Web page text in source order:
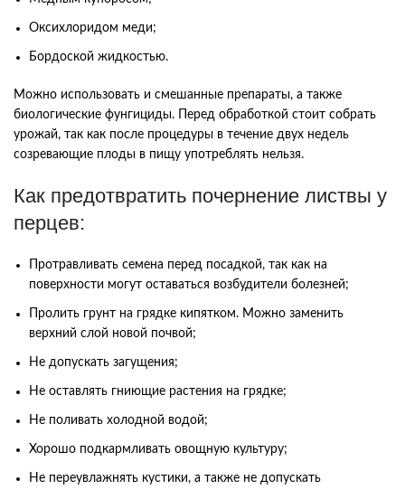
Оксихлоридом меди;
Бордоской жидкостью.
Можно использовать и смешанные препараты, а также
биологические фунгициды. Перед обработкой стоит собрать
урожай, так как после процедуры в течение двух недель
созревающие плоды в пищу употреблять нельзя.
Как предотвратить почернение листвы у
перцев:
Протравливать семена перед посадкой, так как на
поверхности могут оставаться возбудители болезней;
Пролить грунт на грядке кипятком. Можно заменить
верхний слой новой почвой;
Не допускать загущения;
Не оставлять гниющие растения на грядке;
Не поливать холодной водой;
Хорошо подкармливать овощную культуру;
Не переувлажнять кустики, а также не допускать